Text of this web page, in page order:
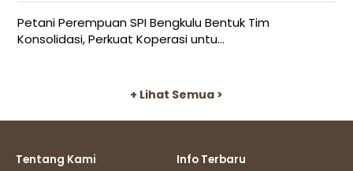
Petani Perempuan SPI Bengkulu Bentuk Tim
Konsolidasi, Perkuat Koperasi untu...
+ Lihat Semua >
Tentang Kami
Info Terbaru